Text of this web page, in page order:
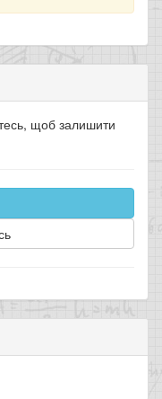
щоб залишити